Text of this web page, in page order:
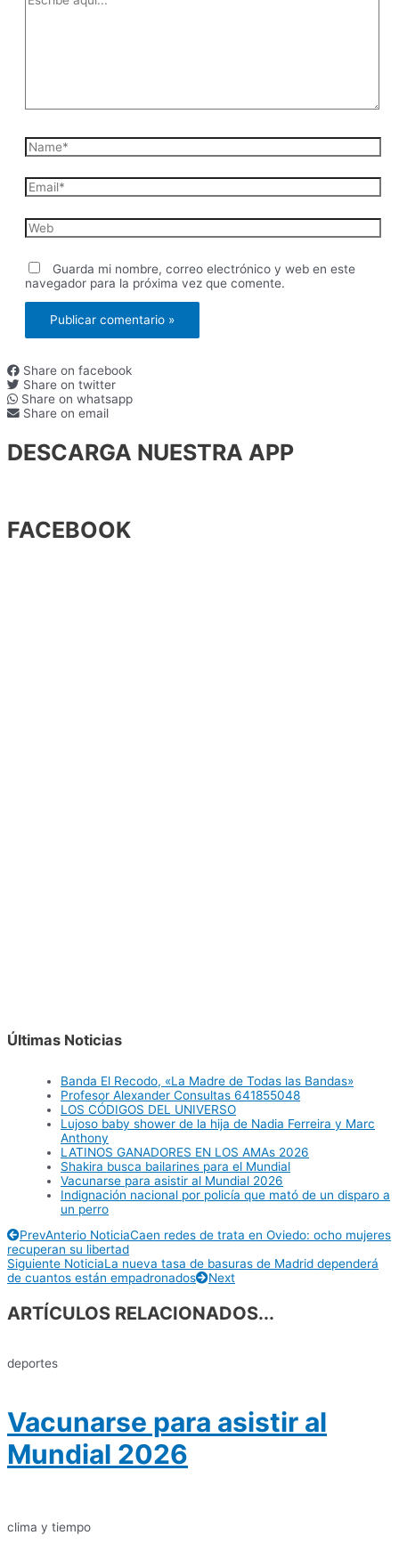
Name*
Email*
Web
Guarda mi nombre, correo electrónico y web en este
navegador para la próxima vez que comente.
Share on facebook
Share on twitter
Share on whatsapp
Share on email
DESCARGA NUESTRA APP
FACEBOOK
Últimas Noticias
Banda El Recodo, «La Madre de Todas las Bandas»
Profesor Alexander Consultas 641855048
LOS CÓDIGOS DEL UNIVERSO
Lujoso baby shower de la hija de Nadia Ferreira y Marc
Anthony
LATINOS GANADORES EN LOS AMAs 2026
Shakira busca bailarines para el Mundial
Vacunarse para asistir al Mundial 2026
Indignación nacional por policía que mató de un disparo a
un perro
PrevAnterio NoticiaCaen redes de trata en Oviedo: ocho mujeres
recuperan su libertad
Siguiente NoticiaLa nueva tasa de basuras de Madrid dependerá
de cuantos están empadronados
Next
ARTÍCULOS RELACIONADOS...
deportes
Vacunarse para asistir al
Mundial 2026
clima y tiempo